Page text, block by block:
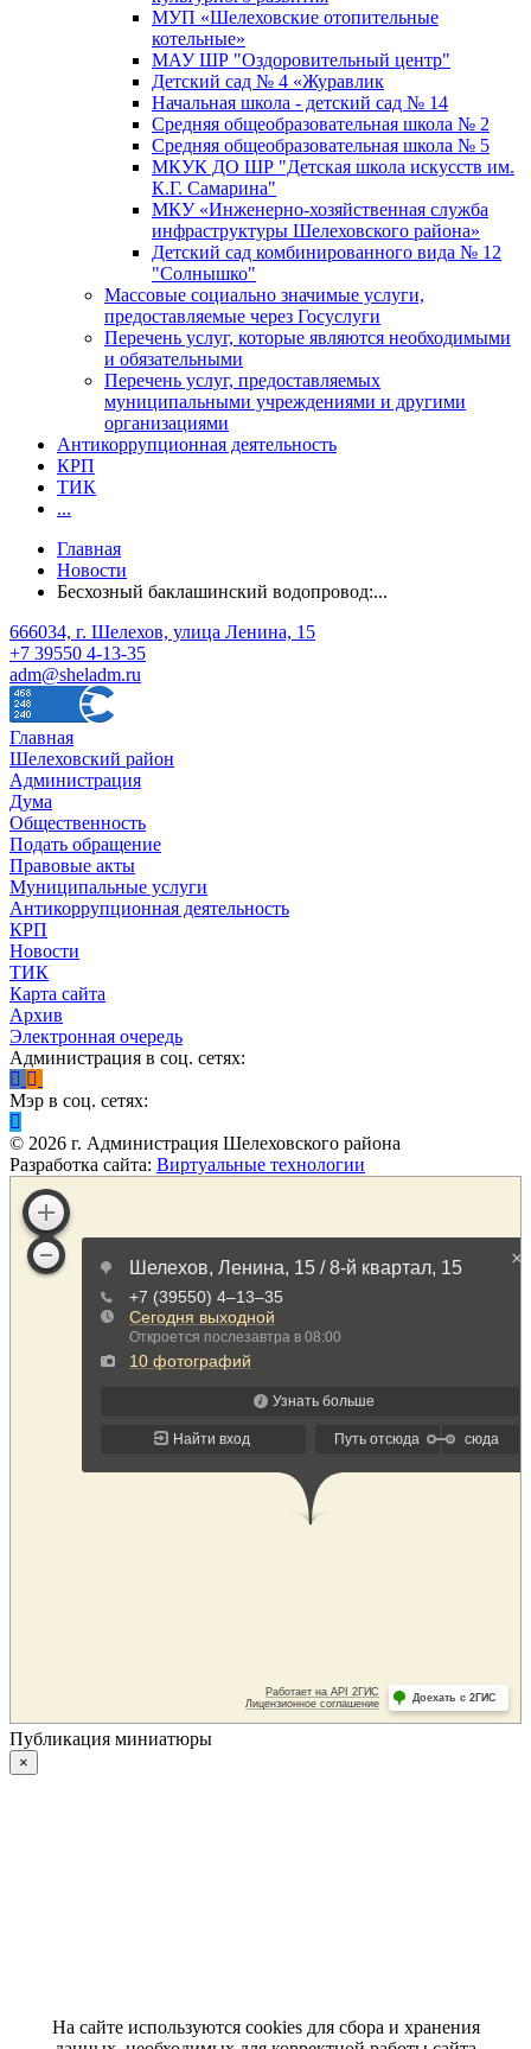
МУП «Шелеховские отопительные
котельные»
МАУ ШР "Оздоровительный центр"
Детский сад № 4 «Журавлик
Начальная школа - детский сад № 14
Средняя общеобразовательная школа № 2
Средняя общеобразовательная школа № 5
МКУК ДО ШР "Детская школа искусств им.
К.Г. Самарина"
МКУ «Инженерно-хозяйственная служба
инфраструктуры Шелеховского района»
Детский сад комбинированного вида № 12
"Солнышко"
Массовые социально значимые услуги,
предоставляемые через Госуслуги
Перечень услуг, которые являются необходимыми
и обязательными
Перечень услуг, предоставляемых
муниципальными учреждениями и другими
организациями
Антикоррупционная деятельность
КРП
ТИК
...
Главная
Новости
Бесхозный баклашинский водопровод:...
666034, г. Шелехов, улица Ленина, 15
+7 39550 4-13-35
adm@sheladm.ru
Главная
Шелеховский район
Администрация
Дума
Общественность
Подать обращение
Правовые акты
Муниципальные услуги
Антикоррупционная деятельность
КРП
Новости
ТИК
Карта сайта
Архив
Электронная очередь
Администрация в соц. сетях:
Мэр в соц. сетях:
© 2026 г. Администрация Шелеховского района
Разработка сайта: Виртуальные технологии
Публикация миниатюры
×
На сайте используются cookies для сбора и хранения